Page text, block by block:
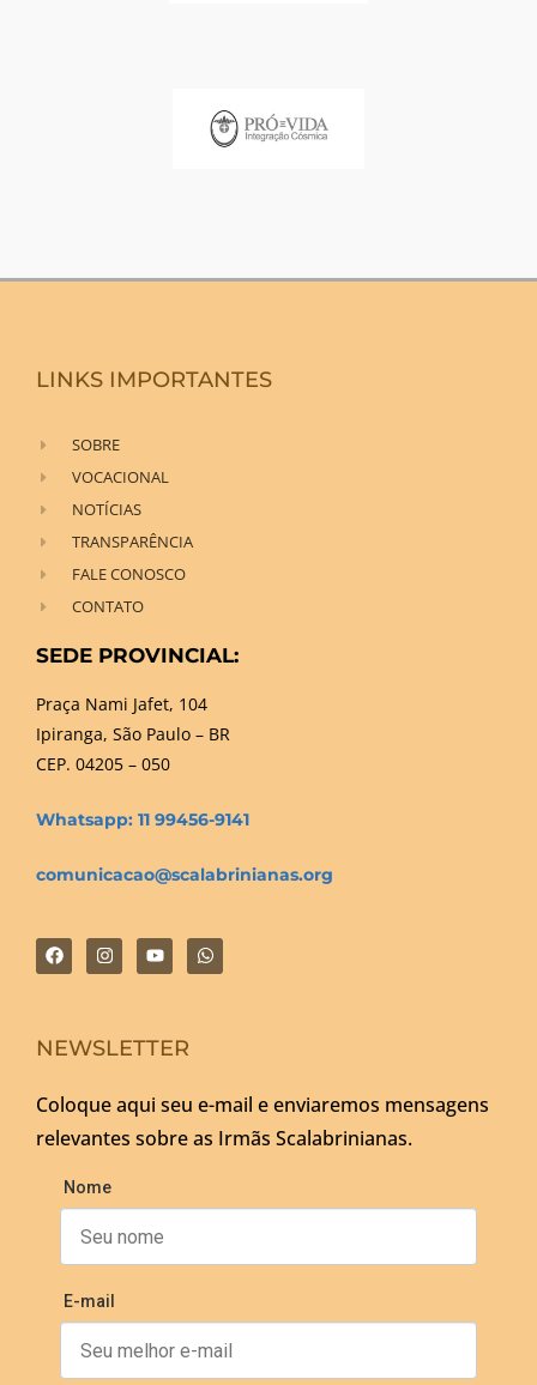
LINKS IMPORTANTES
SOBRE
VOCACIONAL
NOTÍCIAS
TRANSPARÊNCIA
FALE CONOSCO
CONTATO
SEDE PROVINCIAL:
Praça Nami Jafet, 104
Ipiranga, São Paulo – BR
CEP. 04205 – 050
Whatsapp: 11 99456-9141
comunicacao@scalabrinianas.org
NEWSLETTER
Coloque aqui seu e-mail e enviaremos mensagens
relevantes sobre as Irmãs Scalabrinianas.
Nome
E-mail